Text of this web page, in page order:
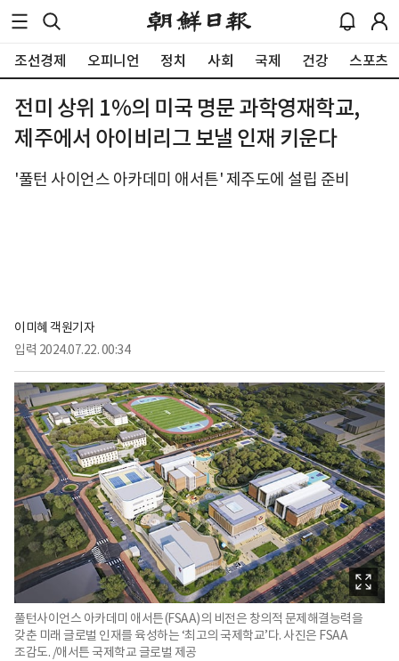
조선경제 오피니언 정치 사회 국제 건강 스포츠
전미 상위 1%의 미국 명문 과학영재학교,
제주에서 아이비리그 보낼 인재 키운다
'풀턴 사이언스 아카데미 애서튼' 제주도에 설립 준비
이미혜 객원기자
입력 2024.07.22. 00:34
풀턴사이언스 아카데미 애서튼(FSAA)의 비전은 창의적 문제해결능력을
갖춘 미래 글로벌 인재를 육성하는 ‘최고의 국제학교’다. 사진은 FSAA
조감도. /애서튼 국제학교 글로벌 제공